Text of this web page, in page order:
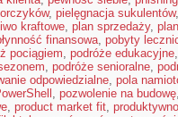
, pielęgnacja sukulentów,
kraftowe, plan sprzedaży,
finansowa, pobyty
pociągiem, podróże edukacyjne,
, podróże senioralne,
odpowiedzialne, pola
, pozwolenie na budowę,
, product market fit,